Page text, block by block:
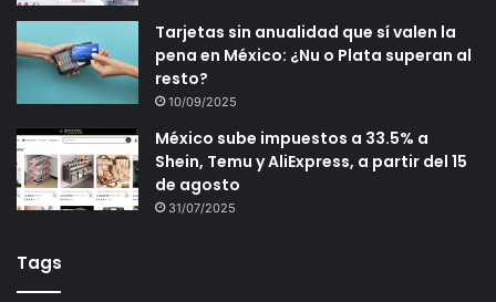
Tarjetas sin anualidad que sí valen la
pena en México: ¿Nu o Plata superan al
resto?
10/09/2025
México sube impuestos a 33.5% a
Shein, Temu y AliExpress, a partir del 15
de agosto
31/07/2025
Tags